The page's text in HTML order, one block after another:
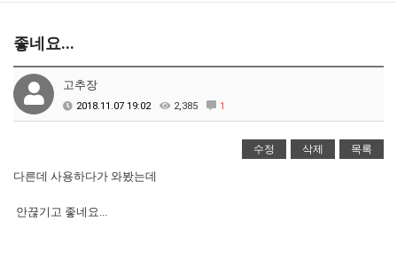
좋네요...
고추장
2018.11.07 19:02 2,385 1
수정 삭제 목록
다른데 사용하다가 와봤는데
안끊기고 좋네요...